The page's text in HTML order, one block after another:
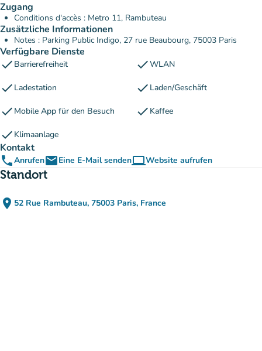
Zugang
Conditions d'accès : Metro 11, Rambuteau
Zusätzliche Informationen
Notes : Parking Public Indigo, 27 rue Beaubourg, 75003 Paris
Verfügbare Dienste
check Barrierefreiheit checkWLAN
check Ladestation check Laden/Geschäft
check Mobile App für den Besuch check Kaffee
check Klimaanlage
Kontakt
phoneAnrufenemailEine E-Mail sendencomputerWebsite aufrufen
(new tab)
Standort
place 52 Rue Rambuteau, 75003 Paris, France
(in Google Maps öffnen)
(new tab)